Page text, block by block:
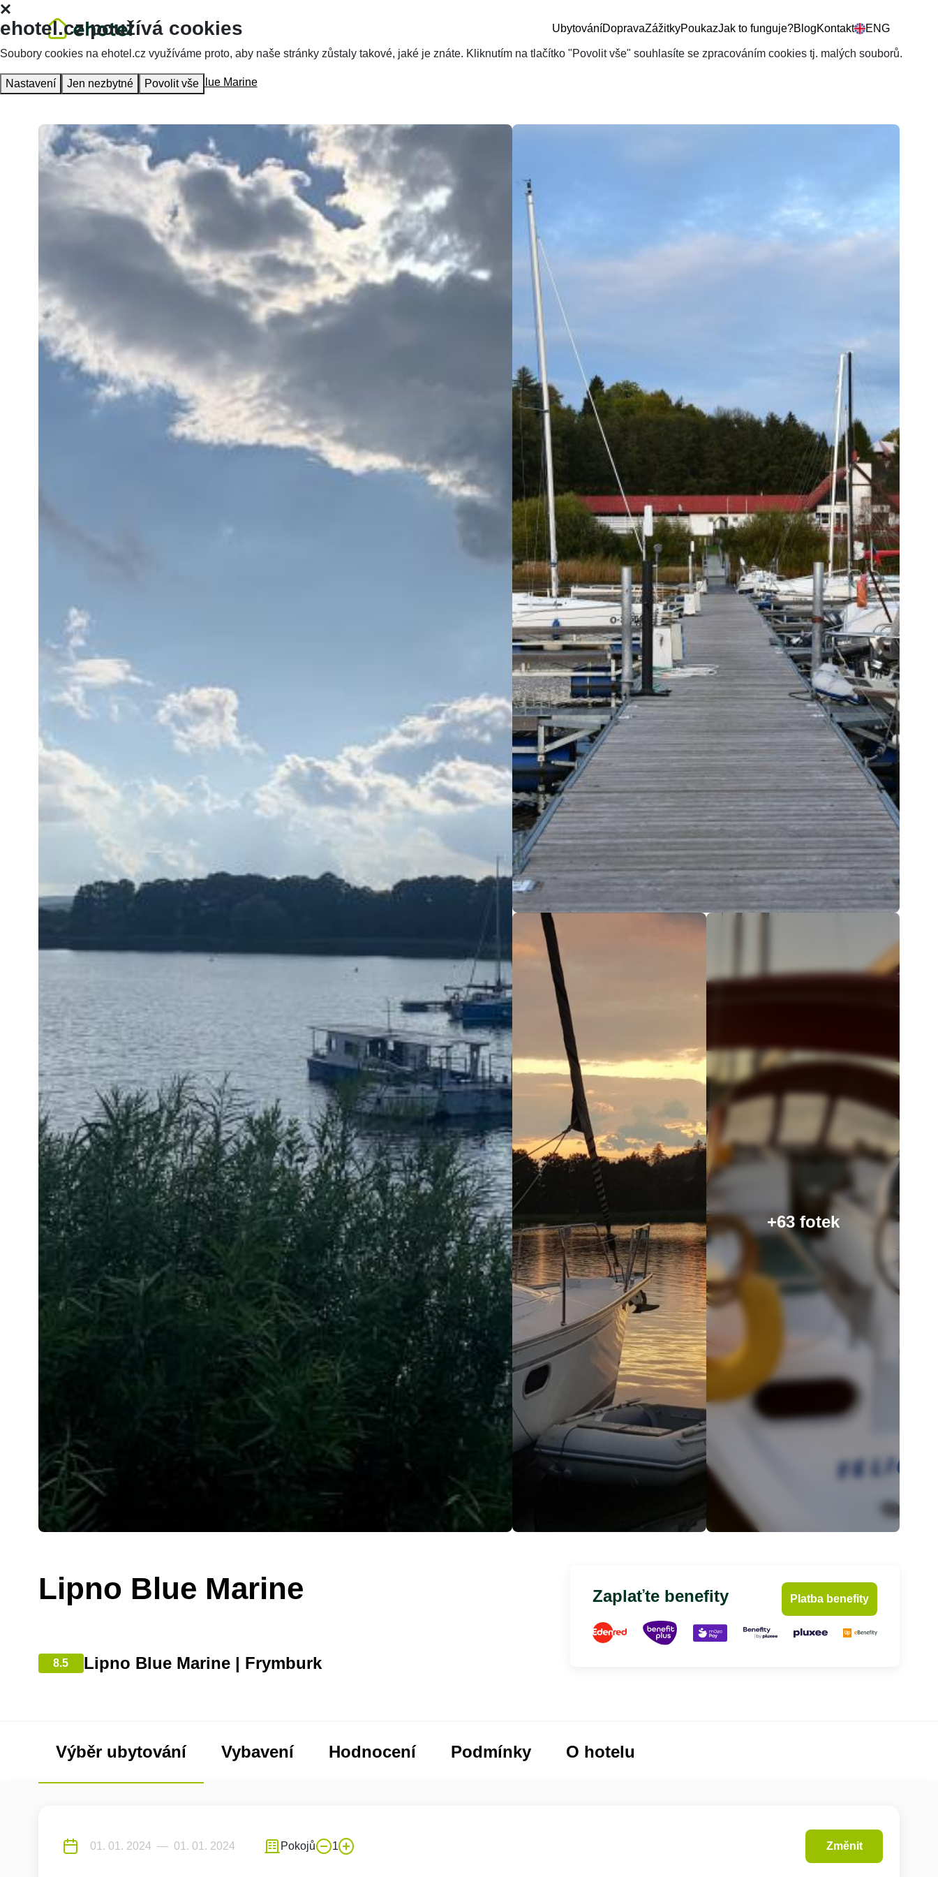
UbytováníDopravaZážitkyPoukazJak to funguje?BlogKontakt ENG
Hlavní stránka Ubytování Lipno Blue Marine
+63 fotek
Lipno Blue Marine
8.5 Lipno Blue Marine | Frymburk
Zaplaťte benefity Platba benefity
Výběr ubytování Vybavení Hodnocení Podmínky O hotelu
Pokojů 1 Změnit
ehotel.cz používá cookies
Soubory cookies na ehotel.cz využíváme proto, aby naše stránky zůstaly takové, jaké je znáte. Kliknutím na tlačítko "Povolit vše" souhlasíte se zpracováním cookies tj. malých souborů.
Nastavení Jen nezbytné Povolit vše